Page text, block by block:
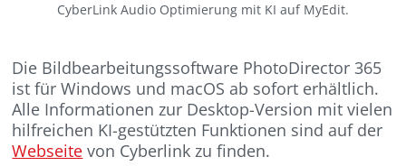
CyberLink Audio Optimierung mit KI auf MyEdit.
Die Bildbearbeitungssoftware PhotoDirector 365
ist für Windows und macOS ab sofort erhältlich.
Alle Informationen zur Desktop-Version mit vielen
hilfreichen KI-gestützten Funktionen sind auf der
Webseite von Cyberlink zu finden.